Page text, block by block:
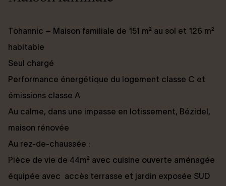
Tohannic – Maison familiale de 151 m² au sol et 126 m²
habitable
Seul chargé
Performance énergétique du logement classe C et
émissions classe A
Au calme, dans une impasse en lotissement, Bézidel,
maison rénovée
Au rez-de-chaussée :
Pièce de vie de 44m² avec cuisine ouverte aménagée
équipée avec accès terrasse et jardin exposée SUD